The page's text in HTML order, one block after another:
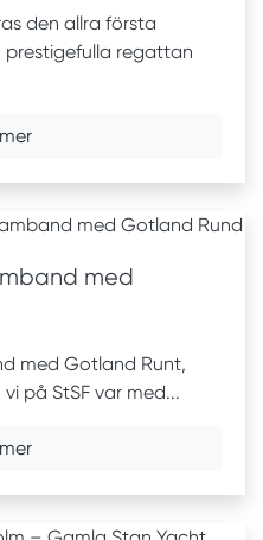
den allra första
prestigefulla regattan
med
med Gotland Runt,
på StSF var med...